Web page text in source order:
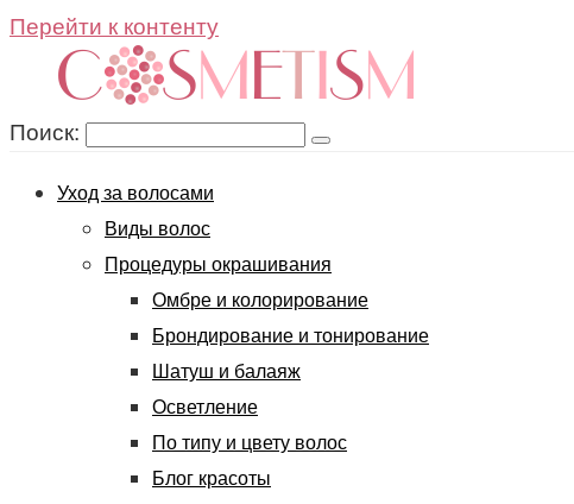
Перейти к контенту
Поиск:
Уход за волосами
Виды волос
Процедуры окрашивания
Омбре и колорирование
Брондирование и тонирование
Шатуш и балаяж
Осветление
По типу и цвету волос
Блог красоты